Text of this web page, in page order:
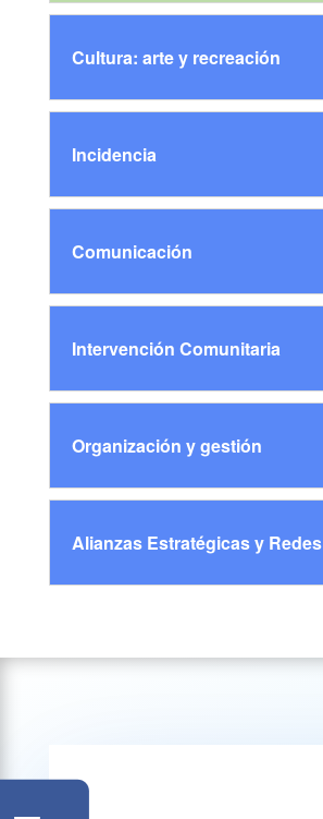
Cultura: arte y recreación
Incidencia
Comunicación
Intervención Comunitaria
Organización y gestión
Alianzas Estratégicas y Redes